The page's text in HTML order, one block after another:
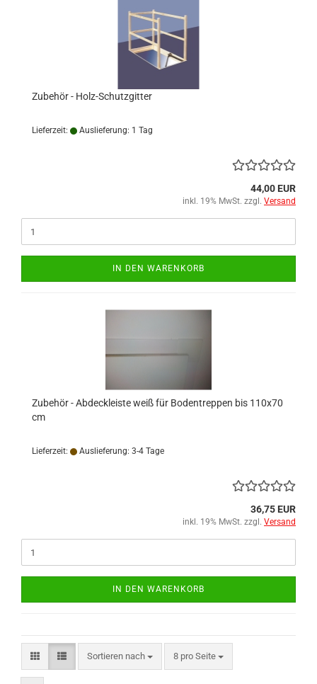
Zubehör - Holz-Schutzgitter
Lieferzeit: Auslieferung: 1 Tag
44,00 EUR
inkl. 19% MwSt. zzgl. Versand
IN DEN WARENKORB
Zubehör - Abdeckleiste weiß für Bodentreppen bis 110x70
cm
Lieferzeit: Auslieferung: 3-4 Tage
36,75 EUR
inkl. 19% MwSt. zzgl. Versand
IN DEN WARENKORB
Sortieren nach
Sortieren nach 8 pro Seite
pro Seite